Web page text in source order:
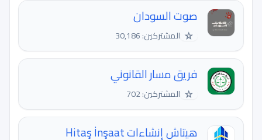
صوت السودان
☆ المشتركين: 30,186
فريق مسار القانوني
☆ المشتركين: 702
هيتاش إنشاءات Hitaş İnşaat